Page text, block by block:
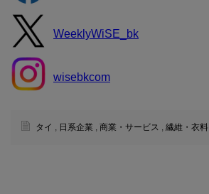
WeeklyWiSE_bk
wisebkcom
タイ 日系企業 商業・サービス 繊維・衣料